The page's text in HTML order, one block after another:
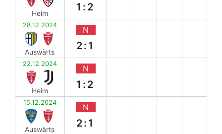
Heim
1:2
28.12.2024
Auswärts
N
2:1
22.12.2024
Heim
N
1:2
15.12.2024
Auswärts
N
2:1